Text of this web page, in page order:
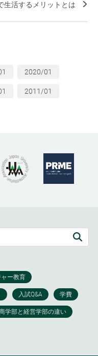
生活するメリットとは
2020/01
2011/01